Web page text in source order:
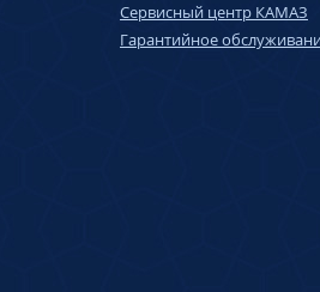
Сервисный центр КАМАЗ
Гарантийное